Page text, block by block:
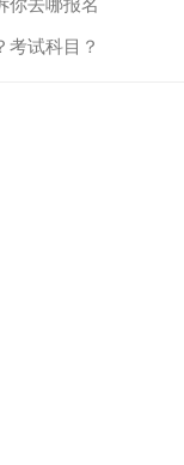
试科目？